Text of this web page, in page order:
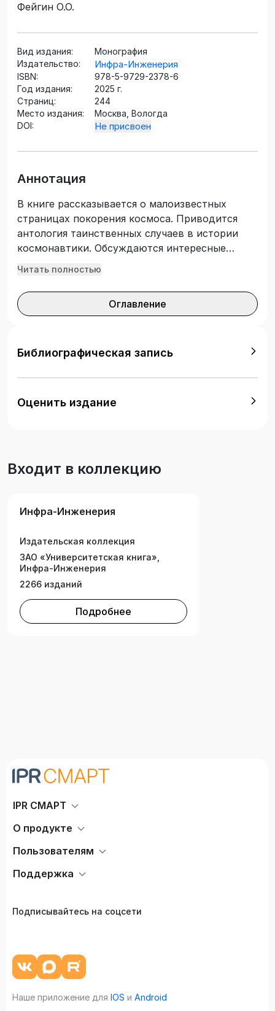
Фейгин О.О.
Вид издания:
Монография
Издательство:
Инфра-Инженерия
ISBN:
978-5-9729-2378-6
Год издания:
2025 г.
Страниц:
244
Место издания:
Москва, Вологда
DOI:
Не присвоен
Аннотация
В книге рассказывается о малоизвестных
страницах покорения космоса. Приводится
антология таинственных случаев в истории
космонавтики. Обсуждаются интересные
научные гипотезы и факты. Рассматриваются
космических экспедиций. Обсуждаются
перспективы дальнейшего освоения
Читать полностью
Оглавление
Библиографическая запись
Оценить издание
Входит в коллекцию
Инфра-Инженерия
Издательская коллекция
ЗАО «Университетская книга»,
Инфра-Инженерия
2266 изданий
Подробнее
IPR СМАРТ
О продукте
Пользователям
Поддержка
Подписывайтесь на соцсети
Наше приложение для IOS и Android